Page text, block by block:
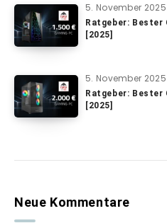
5. November 2025
Ratgeber: Bester
[2025]
5. November 2025
Ratgeber: Bester
[2025]
Neue Kommentare